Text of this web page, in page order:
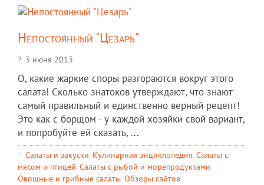
Непостоянный "Цезарь"
3 июня 2013
О, какие жаркие споры разгораются вокруг этого
салата! Сколько знатоков утверждают, что знают
самый правильный и единственно верный рецепт!
Это как с борщом - у каждой хозяйки свой вариант,
и попробуйте ей сказать, ...
Салаты и закуски, Кулинарная энциклопедия, Салаты с
мясом и птицей, Салаты с рыбой и морепродуктами,
Овощные и грибные салаты, Обзоры сайтов